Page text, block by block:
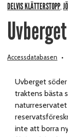
DELVIS KLÄTTERSTOPP
Uvberget
Accessdatabasen
Uvberget
traktens bästa
inte att borra